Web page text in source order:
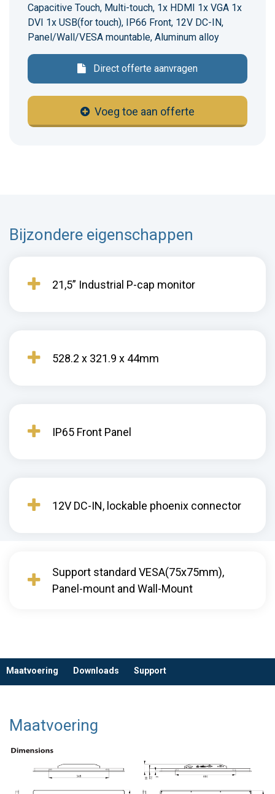
Capacitive Touch, Multi-touch, 1x HDMI 1x VGA 1x
DVI 1x USB(for touch), IP66 Front, 12V DC-IN,
Panel/Wall/VESA mountable, Aluminum alloy
Direct offerte aanvragen
Voeg toe aan offerte
Bijzondere eigenschappen
21,5” Industrial P-cap monitor
528.2 x 321.9 x 44mm
IP65 Front Panel
12V DC-IN, lockable phoenix connector
Support standard VESA(75x75mm),
Panel-mount and Wall-Mount
Maatvoering Downloads Support
Maatvoering